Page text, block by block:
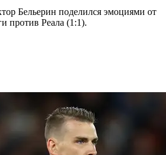
Бельерин поделился эмоциями от
против Реала (1:1).